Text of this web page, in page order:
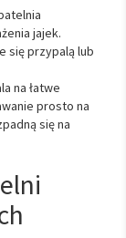
jajek.
się przypalą lub
na łatwe
prosto na
się na